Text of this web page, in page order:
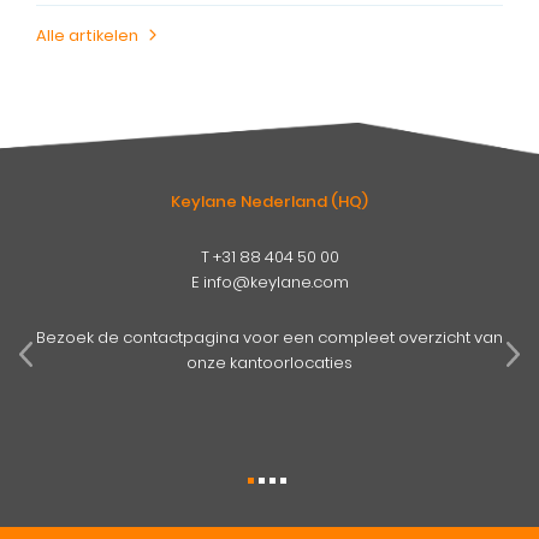
Alle artikelen
Keylane Nederland (HQ)
T+31 88 404 50 00
E info@keylane.com
Bezoek de contactpagina voor een compleet overzicht van
onze kantoorlocaties